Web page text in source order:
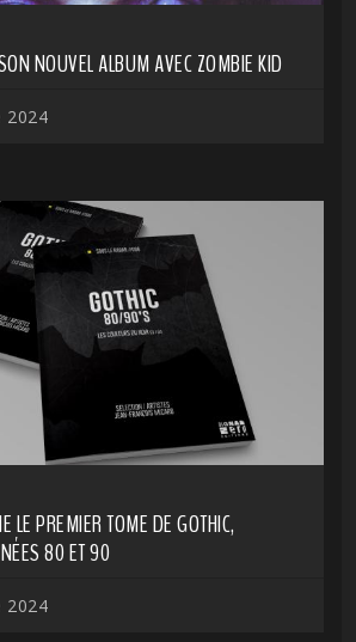
NOUVEL ALBUM AVEC ZOMBIE KID
2024
LE PREMIER TOME DE GOTHIC,
80 ET 90
2024